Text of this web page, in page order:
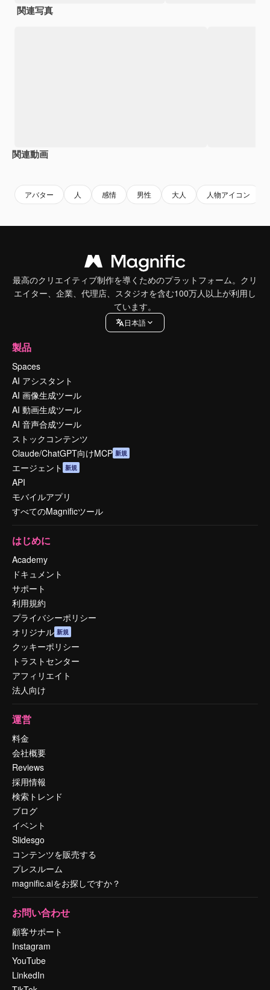
関連写真
関連動画
アバター 人 感情 男性 大人 人物アイコン
最高のクリエイティブ制作を導くためのプラットフォーム。クリ
エイター、企業、代理店、スタジオを含む100万人以上が利用し
ています。
日本語
製品
Spaces
AI アシスタント
AI 画像生成ツール
AI 動画生成ツール
AI 音声合成ツール
ストックコンテンツ
Claude/ChatGPT向けMCP 新規
エージェント 新規
API
モバイルアプリ
すべてのMagnificツール
はじめに
Academy
ドキュメント
サポート
利用規約
プライバシーポリシー
オリジナル 新規
クッキーポリシー
トラストセンター
アフィリエイト
法人向け
運営
料金
会社概要
Reviews
採用情報
検索トレンド
ブログ
イベント
Slidesgo
コンテンツを販売する
プレスルーム
magnific.aiをお探しですか？
お問い合わせ
顧客サポート
Instagram
YouTube
LinkedIn